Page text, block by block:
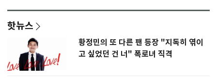
핫뉴스
황정민의 또 다른 팬 등장 "지독히 엮이
고 싶었던 건 너" 폭로녀 직격